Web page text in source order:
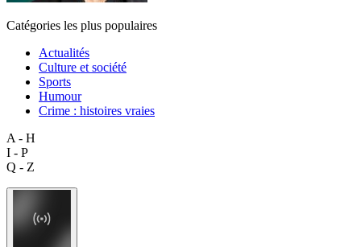
Catégories les plus populaires
Actualités
Culture et société
Sports
Humour
Crime : histoires vraies
A - H
I - P
Q - Z